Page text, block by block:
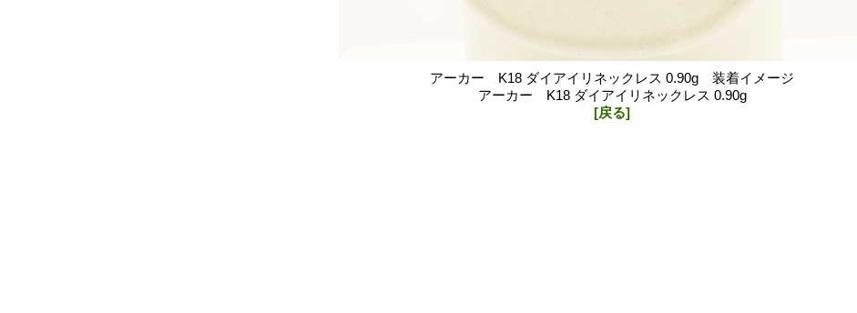
アーカー K18 ダイアイリネックレス 0.90g 装着イメージ
アーカー K18 ダイアイリネックレス 0.90g
[戻る]